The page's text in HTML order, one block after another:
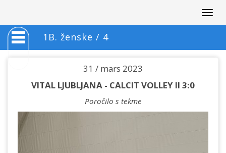
1B. ženske / 4
31 / mars 2023
VITAL LJUBLJANA - CALCIT VOLLEY II 3:0
Poročilo s tekme